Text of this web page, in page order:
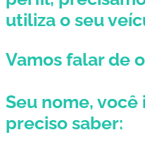
utiliza o seu
Vamos falar de
Seu nome, você
preciso saber: